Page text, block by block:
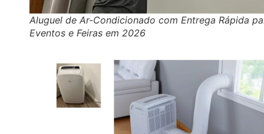
Aluguel de Ar-Condicionado com Entrega Rápida
Eventos e Feiras em 2026